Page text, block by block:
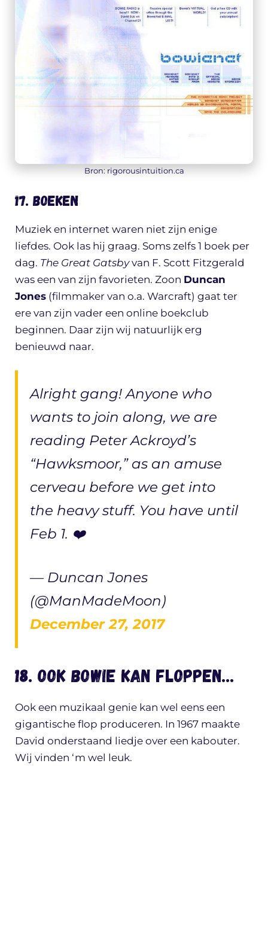
Bron: rigorousintuition.ca
17. Boeken
Muziek en internet waren niet zijn enige
liefdes. Ook las hij graag. Soms zelfs 1 boek per
dag. The Great Gatsbyvan F. Scott Fitzgerald
was een van zijn favorieten. Zoon Duncan
Jones (filmmaker van o.a. Warcraft) gaat ter
ere van zijn vader een online boekclub
beginnen. Daar zijn wij natuurlijk erg
benieuwd naar.
Alright gang! Anyone who
wants to join along, we are
reading Peter Ackroyd’s
“Hawksmoor,” as an amuse
cerveau before we get into
the heavy stuff. You have until
Feb 1. ❤️
— Duncan Jones
(@ManMadeMoon)
December 27, 2017
18. Ook Bowie kan floppen…
Ook een muzikaal genie kan wel eens een
gigantische flop produceren. In 1967 maakte
David onderstaand liedje over een kabouter.
Wij vinden ‘m wel leuk.